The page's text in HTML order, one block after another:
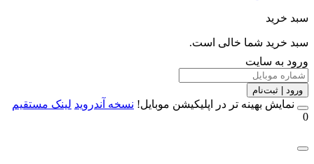
خرید شما خالی است.
به سایت
| ثبت‌نام
بهینه تر در اپلیکیشن موبایل!نسخه آندروید لینک مستقیم